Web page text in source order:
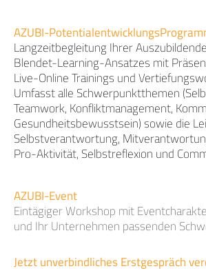
AZUBI-
Langzeitbegleitung Ihrer
Blendet-Learning-Ansatzes mit
Live-Online Trainings und
Umfasst alle Schwerpunktthemen
Teamwork, Konfliktmanagement,
Gesundheitsbewusstsein) sowie die
Selbstverantwortung,
Pro-Aktivität, Selbstreflexion und
AZUBI-Event
Eintägiger Workshop mit
und Ihr Unternehmen passenden
Jetzt unverbindliches Erstgespräch